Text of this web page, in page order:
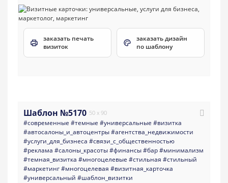
заказать печать
визиток
заказать дизайн
по шаблону
Шаблон №5170 50 x 90
#современные #темные #универсальные #визитка
#aвтосалоны_и_автоцентры#агентства_недвижимости
#услуги_для_бизнеса #связи_с_общественностью
#реклама #салоны_красоты#финансы#бар#минимализм
#темная_визитка #многоцелевые #стильная #стильный
#маркетинг#многоцелевая #визитная_карточка
#универсальный #шаблон_визитки